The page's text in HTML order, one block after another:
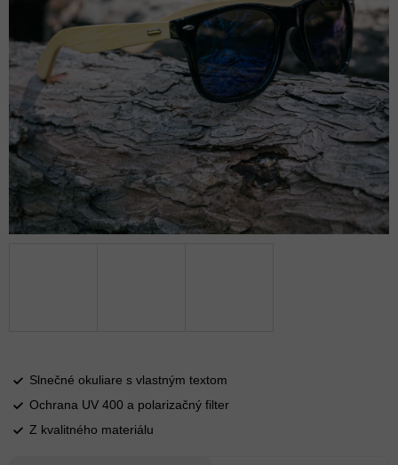
Slnečné okuliare s vlastným textom
Ochrana UV 400 a polarizačný filter
Z kvalitného materiálu